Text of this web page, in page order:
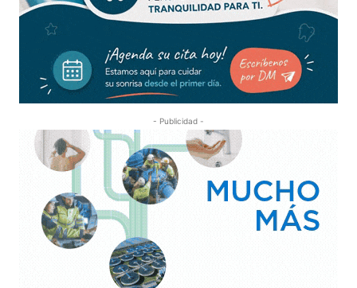
- Publicidad -